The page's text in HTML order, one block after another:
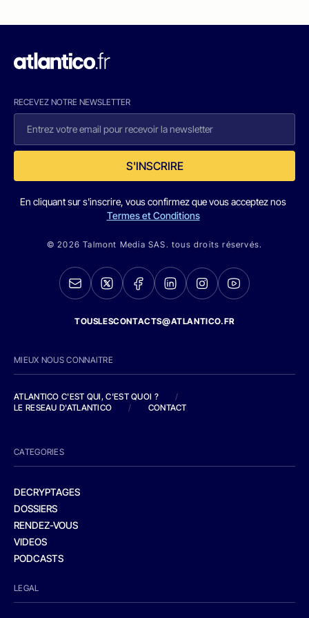
RECEVEZ NOTRE NEWSLETTER
S'INSCRIRE
En cliquant sur s'inscrire, vous confirmez que vous acceptez nos
Termes et Conditions
© 2026 Talmont Media SAS. tous droits réservés.
TOUSLESCONTACTS@ATLANTICO.FR
MIEUX NOUS CONNAITRE
ATLANTICO C'EST QUI, C'EST QUOI ?
/
LE RESEAU D'ATLANTICO
/ CONTACT
CATEGORIES
DECRYPTAGES
DOSSIERS
RENDEZ-VOUS
VIDEOS
PODCASTS
LEGAL